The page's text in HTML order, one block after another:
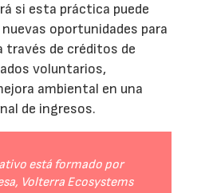
si esta práctica puede
oportunidades para
través de créditos de
voluntarios,
ambiental en una
de ingresos.
está formado por
Volterra Ecosystems